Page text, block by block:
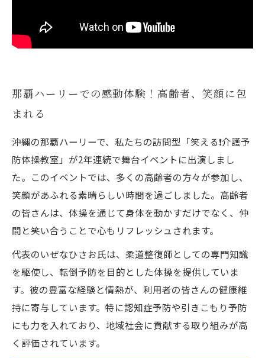
那覇ハーリーでの感動体験！高齢者、笑顔に包
まれる
沖縄の那覇ハーリーで、私たちの訪問型「笑える❗️介護予
防体操教室」が2年連続で舞台イベントに出演しまし
た。このイベントでは、多くの高齢者の方々が参加し、
笑顔があふれる素晴らしい時間を過ごしました。高齢者
の皆さんは、体操を通じて身体を動かすだけでなく、仲
間と笑い合うことで心もリフレッシュされます。
代表のいぜなひさお氏は、柔道整復師としての専門知識
を駆使し、転倒予防を目的とした体操を提供していま
す。彼の豊富な経験と情熱が、利用者の皆さんの健康維
持に寄与しています。特に認知症予防や引きこもり予防
にも力を入れており、地域社会に貢献する取り組みが高
く評価されています。